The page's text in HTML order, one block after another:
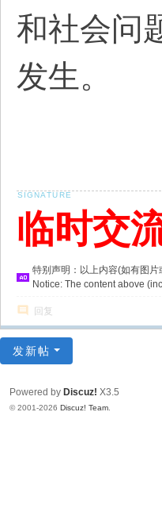
和社会问
发生。
临时交
特别声明：以上内容(如有图
Notice: The content above
回复
发新帖
Powered by Discuz! X3.5
© 2001-2026 Discuz! Team